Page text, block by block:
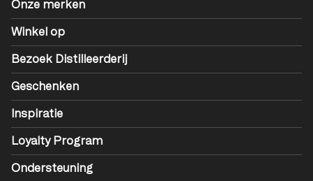
Onze merken
Winkel op
Bezoek Distilleerderij
Geschenken
Inspiratie
Loyalty Program
Ondersteuning